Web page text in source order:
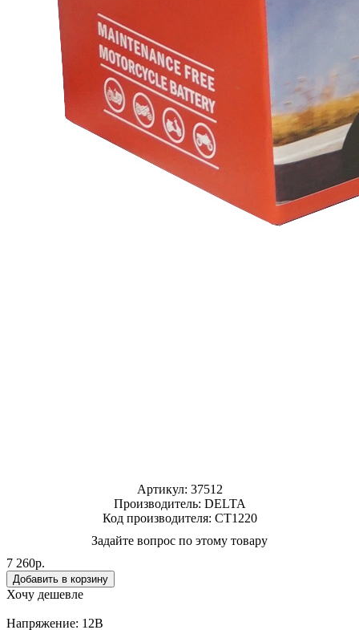
Артикул: 37512
Производитель: DELTA
Код производителя: CT1220
Задайте вопрос по этому товару
7 260р.
Хочу дешевле
Напряжение: 12В